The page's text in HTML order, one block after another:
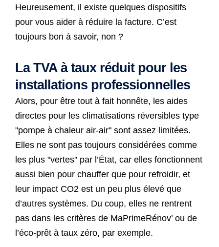
Heureusement, il existe quelques dispositifs
pour vous aider à réduire la facture. C’est
toujours bon à savoir, non ?
La TVA à taux réduit pour les
installations professionnelles
Alors, pour être tout à fait honnête, les aides
directes pour les climatisations réversibles type
"pompe à chaleur air-air" sont assez limitées.
Elles ne sont pas toujours considérées comme
les plus "vertes" par l’État, car elles fonctionnent
aussi bien pour chauffer que pour refroidir, et
leur impact CO2 est un peu plus élevé que
d’autres systèmes. Du coup, elles ne rentrent
pas dans les critères de MaPrimeRénov’ ou de
l’éco-prêt à taux zéro, par exemple.